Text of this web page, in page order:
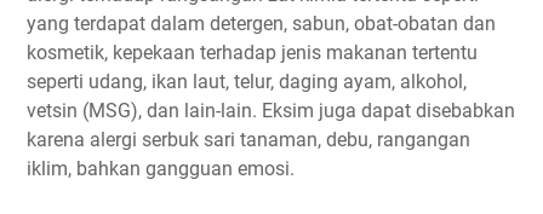
yang terdapat dalam detergen, sabun, obat-obatan dan
kosmetik, kepekaan terhadap jenis makanan tertentu
seperti udang, ikan laut, telur, daging ayam, alkohol,
vetsin (MSG), dan lain-lain. Eksim juga dapat disebabkan
karena alergi serbuk sari tanaman, debu, rangangan
iklim, bahkan gangguan emosi.